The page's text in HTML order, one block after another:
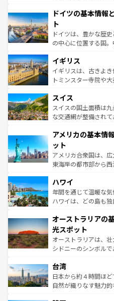
せる。地方によって
ンテンツ一覧 を参照
で、幅広い魅力が詰
聖堂、美しいビーチ
から魅了する。また
れ、フランス料理は
香り高いラベンダー畑
らに、パリ以外の地
も豊かな歴史と文化
を参照してほしい。
ドイツの基本情報
ト
ドイツは、豊かな歴
の中心に位置する国
顔を持つこの国は、ど
ルリンの文化的活気
してライン川沿いの
は、お酒好きな人にはぜひ体
ドイツ情報はコンテ
イギリス
イギリスは、古きよ
トミンスター寺院や
リアごとに異なる魅
ティー、ビール好き
戦など、本場だから
ンツ一覧を参照して
スイス
スイスの国土面積は
な交通網が整備され
の建物がそのまま残
博物館もあり、アル
ことができる。国民の
者向けの交通パス提
着のスイス情報は
アメリカの基本情
ット
アメリカ合衆国は、広
東海岸の都市部から
のような巨大都市は、
ンメントが詰まった
西部には大自然が広
部のニューオーリン
文化が魅力。旅行者は
しみながら、その多様
るだろう。車でのロー
情報は
ハワイ
年間を通じて温暖な
ハワイは、どの島も
ワイ島は見逃せない
島だが、静かな自然を
おすすめ。エメラルド
文化や歴史が息づい
人々、おいしいローカ
ク、伝統的なフラダ
っている。訪れるたび
オーストラリアの
光スポット
オーストラリアは、壮
シドニーのシンボル
リアリーフや大陸中央
ク）、タスマニアの
ど、見どころがたく
台湾
日本から約４時間ほ
自然が織りなす魅力